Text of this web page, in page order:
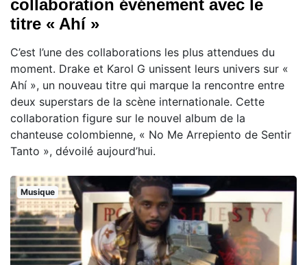
collaboration événement avec le
titre « Ahí »
C’est l’une des collaborations les plus attendues du
moment. Drake et Karol G unissent leurs univers sur «
Ahí », un nouveau titre qui marque la rencontre entre
deux superstars de la scène internationale. Cette
collaboration figure sur le nouvel album de la
chanteuse colombienne, « No Me Arrepiento de Sentir
Tanto », dévoilé aujourd’hui.
Musique